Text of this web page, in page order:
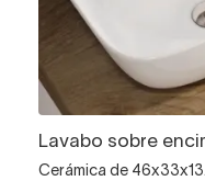
Lavabo sobre
Cerámica de